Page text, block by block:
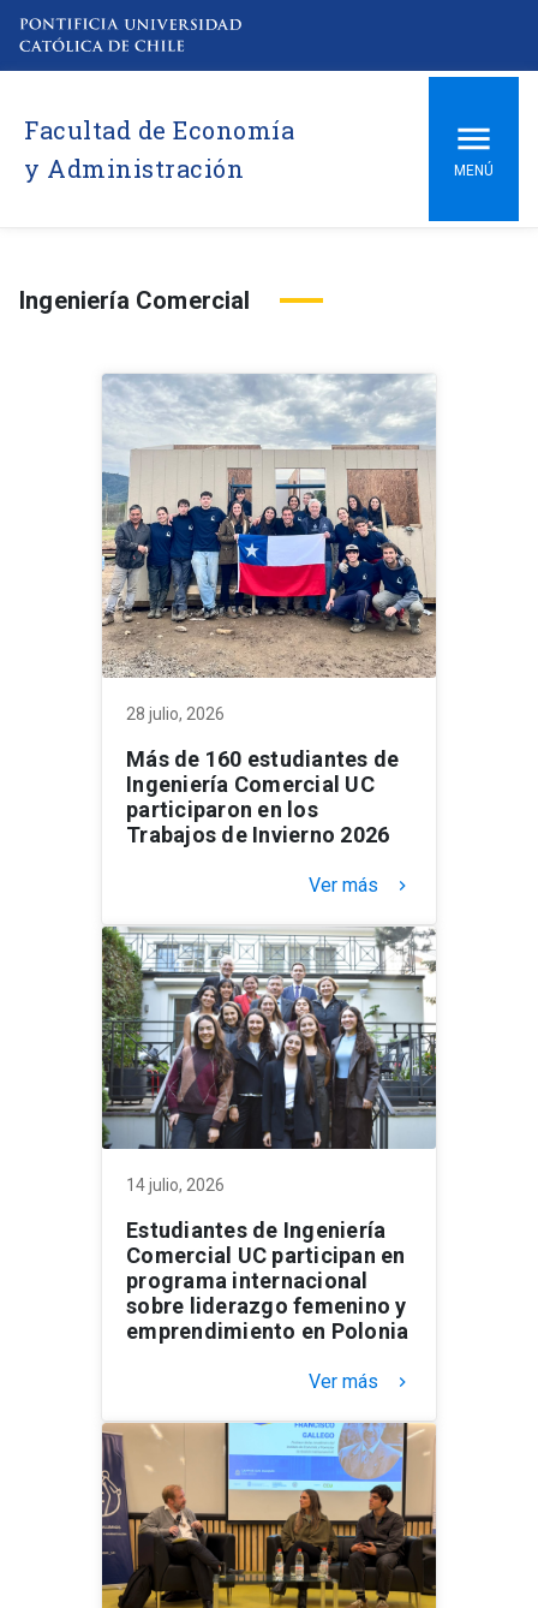
Facultad de Economía
y Administración
MENÚ
Ingeniería Comercial
28 julio, 2026
Más de 160 estudiantes de
Ingeniería Comercial UC
participaron en los
Trabajos de Invierno 2026
Ver más keyboard_arrow_right
14 julio, 2026
Estudiantes de Ingeniería
Comercial UC participan en
programa internacional
sobre liderazgo femenino y
emprendimiento en Polonia
Ver más keyboard_arrow_right